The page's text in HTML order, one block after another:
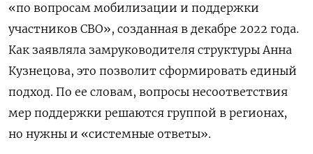
«по вопросам мобилизации и поддержки
участников СВО», созданная в декабре 2022 года.
Как заявляла замруководителя структуры Анна
Кузнецова, это позволит сформировать единый
подход. По ее словам, вопросы несоответствия
мер поддержки решаются группой в регионах,
но нужны и «системные ответы».